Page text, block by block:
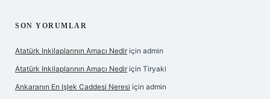
SON YORUMLAR
Atatürk Inkilaplarının Amacı Nedir için admin
Atatürk Inkilaplarının Amacı Nedir için Tiryaki
Ankaranın En Işlek Caddesi Neresi için admin